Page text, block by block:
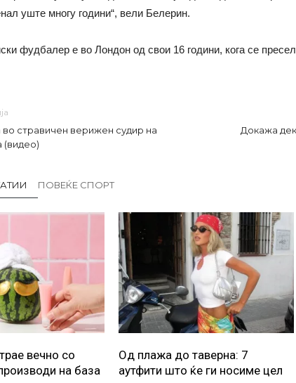
уште многу години“, вели Белерин.
фудбалер е во Лондон од свои 16 години, кога се
во стравичен верижен судир на
(видео)
Докажа
ПОВЕЌЕ СПОРТ
вечно со
на база
Од плажа до таверна: 7
аутфити што ќе ги носиме цел